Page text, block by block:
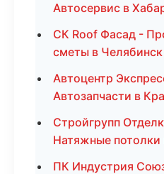
Автосервис в
СК Roof Фасад -
сметы в Челябинск
Автоцентр
Автозапчасти в
Стройгрупп
Натяжные потолки
ПК Индустрия